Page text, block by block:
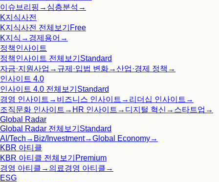
이슈브리핑 → 심층분석 →
K지식사전
K지식사전 전체보기 Free
K지식 → 경제용어 →
정책인사이트
정책인사이트 전체보기 Standard
자금·지원사업 → 규제·입법 변화→산업·경제 정책 →
인사이트 4.0
인사이트 4.0 전체보기 Standard
경영 인사이트 → 비즈니스 인사이트 → 리더십 인사이트 →
조직문화 인사이트 → HR 인사이트 → 디지털 혁신 → 스타트업 →
Global Radar
Global Radar 전체보기 Standard
AI/Tech → Biz/Investment→Global Economy→
KBR 아티클
KBR 아티클 전체보기 Premium
경영 아티클 → 의료경영 아티클 →
ESG